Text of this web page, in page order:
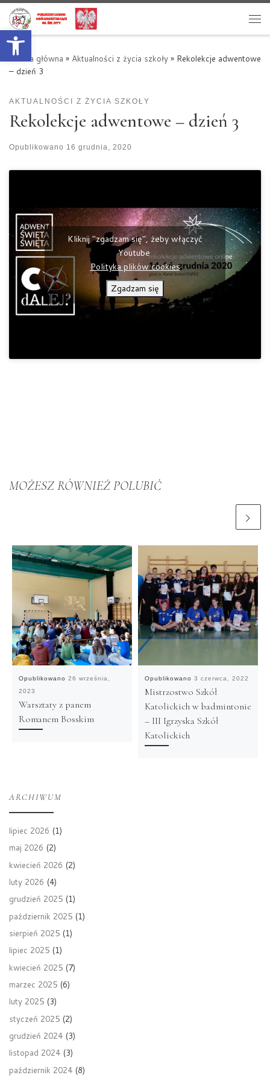
Otwórz pasek narzędzi
Przejdź do treści
Strona główna » Aktualności z życia szkoły » Rekolekcje adwentowe
– dzień 3
AKTUALNOŚCI Z ŻYCIA SZKOŁY
Rekolekcje adwentowe – dzień 3
Opublikowano 16 grudnia, 2020
Kliknij "zgadzam się", żeby włączyć
Youtube
Polityka plików cookies
Zgadzam się
MOŻESZ RÓWNIEŻ POLUBIĆ
Opublikowano 26 września,
2023
Warsztaty z panem
Romanem Bosskim
Opublikowano 3 czerwca, 2022
Mistrzostwo Szkół
Katolickich w badmintonie
– III Igrzyska Szkół
Katolickich
ARCHIWUM
lipiec 2026 (1)
maj 2026 (2)
kwiecień 2026 (2)
luty 2026 (4)
grudzień 2025 (1)
październik 2025 (1)
sierpień 2025 (1)
lipiec 2025 (1)
kwiecień 2025 (7)
marzec 2025 (6)
luty 2025 (3)
styczeń 2025 (2)
grudzień 2024 (3)
listopad 2024 (3)
październik 2024 (8)